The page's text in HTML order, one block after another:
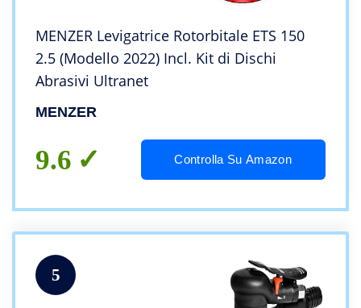
MENZER Levigatrice Rotorbitale ETS 150
2.5 (Modello 2022) Incl. Kit di Dischi
Abrasivi Ultranet
MENZER
9.6 Controlla Su Amazon
5